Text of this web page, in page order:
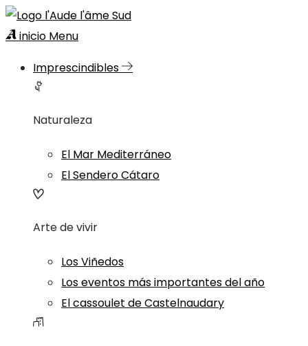
inicio Menu
Imprescindibles
Naturaleza
El Mar Mediterráneo
El Sendero Cátaro
Arte de vivir
Los Viñedos
Los eventos más importantes del año
El cassoulet de Castelnaudary